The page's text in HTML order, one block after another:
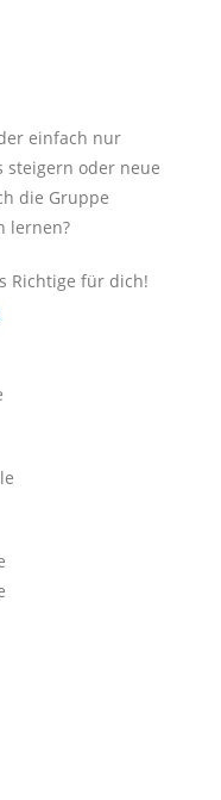
einfach nur
steigern oder neue
die Gruppe
lernen?
Richtige für dich!